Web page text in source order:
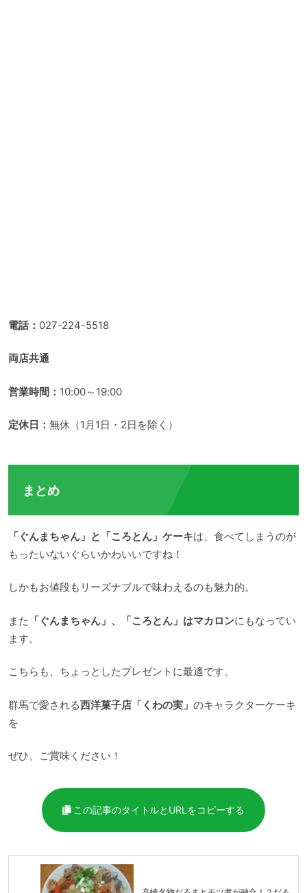
電話： 027-224-5518
両店共通
営業時間： 10:00～19:00
定休日： 無休（1月1日・2日を除く）
まとめ
「ぐんまちゃん」と「ころとん」ケーキは、食べてしまうのが
もったいないぐらいかわいいですね！
しかもお値段もリーズナブルで味わえるのも魅力的。
また 「ぐんまちゃん」、「ころとん」はマカロンにもなってい
ます。
こちらも、ちょっとしたプレゼントに最適です。
群馬で愛される西洋菓子店「くわの実」 のキャラクターケーキ
を
ぜひ、ご賞味ください！
この記事のタイトルとURLをコピーする